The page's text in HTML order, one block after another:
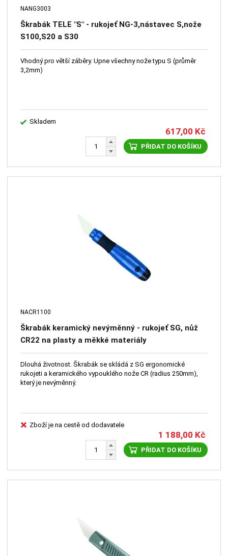
NANG3003
Škrabák TELE "S" - rukojeť NG-3,nástavec S,nože
S100,S20 a S30
Vhodný pro větší záběry. Upne všechny nože typu S (průměr
3,2mm)
Skladem
617,00 Kč
PŘIDAT DO KOŠÍKU
NACR1100
Škrabák keramický nevýměnný - rukojeť SG, nůž
CR22 na plasty a měkké materiály
Dlouhá životnost. Škrabák se skládá z SG ergonomické
rukojeti a keramického vypouklého nože CR (radius 250mm),
který je nevýměnný.
Zboží je na cestě od dodavatele
1 188,00 Kč
PŘIDAT DO KOŠÍKU